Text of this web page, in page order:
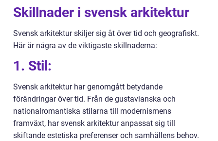
Skillnader i svensk arkitektur
Svensk arkitektur skiljer sig åt över tid och geografiskt.
Här är några av de viktigaste skillnaderna:
1. Stil:
Svensk arkitektur har genomgått betydande
förändringar över tid. Från de gustavianska och
nationalromantiska stilarna till modernismens
framväxt, har svensk arkitektur anpassat sig till
skiftande estetiska preferenser och samhällens behov.